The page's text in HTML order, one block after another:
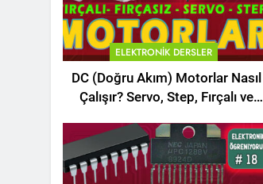
ELEKTRONIK DERSLER
DC (Doğru Akım) Motorlar Nasıl
Çalışır? Servo, Step, Fırçalı ve